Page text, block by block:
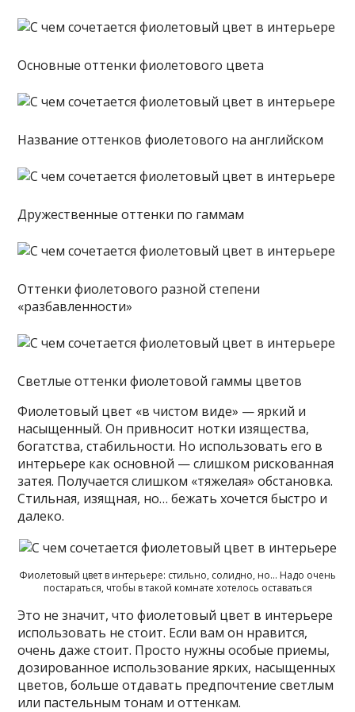
Основные оттенки фиолетового цвета
Название оттенков фиолетового на английском
Дружественные оттенки по гаммам
Оттенки фиолетового разной степени
«разбавленности»
Светлые оттенки фиолетовой гаммы цветов
Фиолетовый цвет «в чистом виде» — яркий и
насыщенный. Он привносит нотки изящества,
богатства, стабильности. Но использовать его в
интерьере как основной — слишком рискованная
затея. Получается слишком «тяжелая» обстановка.
Стильная, изящная, но… бежать хочется быстро и
далеко.
Фиолетовый цвет в интерьере: стильно, солидно, но… Надо очень
постараться, чтобы в такой комнате хотелось оставаться
Это не значит, что фиолетовый цвет в интерьере
использовать не стоит. Если вам он нравится,
очень даже стоит. Просто нужны особые приемы,
дозированное использование ярких, насыщенных
цветов, больше отдавать предпочтение светлым
или пастельным тонам и оттенкам.